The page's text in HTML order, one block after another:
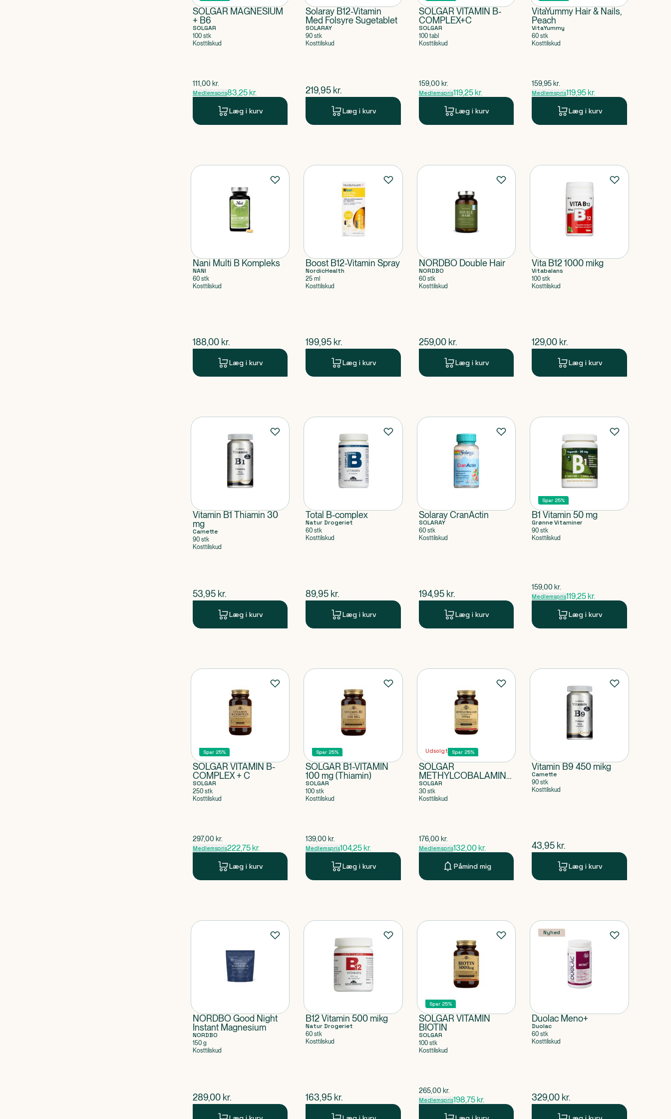
SOLGAR MAGNESIUM
+ B6
SOLGAR
100 stk
Kosttilskud
$gammel pris
111,00 kr.
Medlemspris83,25 kr.
Læg i kurv
Solaray B12-Vitamin
Med Folsyre Sugetablet
SOLARAY
90 stk
Kosttilskud
$nuværende pris
219,95 kr.
Læg i kurv
SOLGAR VITAMIN B-
COMPLEX+C
SOLGAR
100 tabl
Kosttilskud
$gammel pris
159,00 kr.
Medlemspris119,25 kr.
Læg i kurv
VitaYummy Hair & Nails,
Peach
VitaYummy
60 stk
Kosttilskud
$gammel pris
159,95 kr.
Medlemspris119,95 kr.
Læg i kurv
Nani Multi B Kompleks
NANI
60 stk
Kosttilskud
$nuværende pris
188,00 kr.
Læg i kurv
Boost B12-Vitamin Spray
NordicHealth
25 ml
Kosttilskud
$nuværende pris
199,95 kr.
Læg i kurv
NORDBO Double Hair
NORDBO
60 stk
Kosttilskud
$nuværende pris
259,00 kr.
Læg i kurv
Vita B12 1000 mikg
Vitabalans
100 stk
Kosttilskud
$nuværende pris
129,00 kr.
Læg i kurv
Vitamin B1 Thiamin 30
mg
Camette
90 stk
Kosttilskud
$nuværende pris
53,95 kr.
Læg i kurv
Total B-complex
Natur Drogeriet
60 stk
Kosttilskud
$nuværende pris
89,95 kr.
Læg i kurv
Solaray CranActin
SOLARAY
60 stk
Kosttilskud
$nuværende pris
194,95 kr.
Læg i kurv
Spar 25%
B1 Vitamin 50 mg
Grønne Vitaminer
90 stk
Kosttilskud
$gammel pris
159,00 kr.
Medlemspris119,25 kr.
Læg i kurv
Spar 25%
SOLGAR VITAMIN B-
COMPLEX + C
SOLGAR
250 stk
Kosttilskud
$gammel pris
297,00 kr.
Medlemspris222,75 kr.
Læg i kurv
Spar 25%
SOLGAR B1-VITAMIN
100 mg (Thiamin)
SOLGAR
100 stk
Kosttilskud
$gammel pris
139,00 kr.
Medlemspris104,25 kr.
Læg i kurv
Udsolgt Spar 25%
SOLGAR
METHYLCOBALAMIN
1000 µg (B12)
SOLGAR
30 stk
Kosttilskud
$gammel pris
176,00 kr.
Medlemspris132,00 kr.
Påmind mig
Vitamin B9 450 mikg
Camette
90 stk
Kosttilskud
$nuværende pris
43,95 kr.
Læg i kurv
NORDBO Good Night
Instant Magnesium
NORDBO
150 g
Kosttilskud
$nuværende pris
289,00 kr.
B12 Vitamin 500 mikg
Natur Drogeriet
60 stk
Kosttilskud
$nuværende pris
163,95 kr.
Spar 25%
SOLGAR VITAMIN
BIOTIN
SOLGAR
100 stk
Kosttilskud
$gammel pris
265,00 kr.
Medlemspris198,75 kr.
Nyhed
Duolac Meno+
Duolac
60 stk
Kosttilskud
$nuværende pris
329,00 kr.